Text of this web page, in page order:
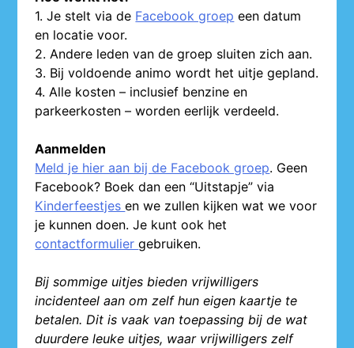
1. Je stelt via de Facebook groep een datum
en locatie voor.
2. Andere leden van de groep sluiten zich aan.
3. Bij voldoende animo wordt het uitje gepland.
4. Alle kosten – inclusief benzine en
parkeerkosten – worden eerlijk verdeeld.
Aanmelden
Meld je hier aan bij de Facebook groep. Geen
Facebook? Boek dan een “Uitstapje” via
Kinderfeestjesen we zullen kijken wat we voor
je kunnen doen. Je kunt ook het
contactformuliergebruiken.
Bij sommige uitjes bieden vrijwilligers
incidenteel aan om zelf hun eigen kaartje te
betalen. Dit is vaak van toepassing bij de wat
duurdere leuke uitjes, waar vrijwilligers zelf